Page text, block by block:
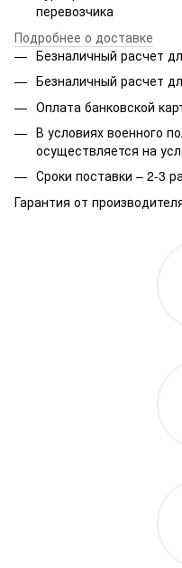
перевозчика
Подробнее о доставке
Безналичный расчет
Безналичный расчет
Оплата банковской
В условиях военного
осуществляется на
Сроки поставки – 2-3
Гарантия от